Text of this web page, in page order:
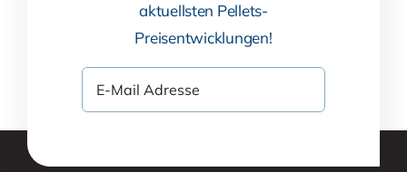
aktuellsten Pellets-
Preisentwicklungen!